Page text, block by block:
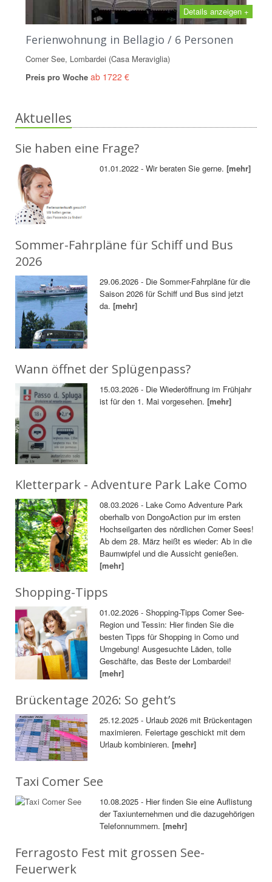
Details anzeigen +
Ferienwohnung in Bellagio / 6 Personen
Comer See, Lombardei (Casa Meraviglia)
Preis pro Woche ab 1722 €
Aktuelles
Sie haben eine Frage?
01.01.2022 - Wir beraten Sie gerne.[mehr]
Sommer-Fahrpläne für Schiff und Bus
2026
29.06.2026 - Die Sommer-Fahrpläne für die
Saison 2026 für Schiff und Bus sind jetzt
da.[mehr]
Wann öffnet der Splügenpass?
15.03.2026 - Die Wiederöffnung im Frühjahr
ist für den 1. Mai vorgesehen.[mehr]
Kletterpark - Adventure Park Lake Como
08.03.2026 - Lake Como Adventure Park
oberhalb von DongoAction pur im ersten
Hochseilgarten des nördlichen Comer Sees!
Ab dem 28. März heißt es wieder: Ab in die
Baumwipfel und die Aussicht genießen.
[mehr]
Shopping-Tipps
01.02.2026 - Shopping-Tipps Comer See-
Region und Tessin: Hier finden Sie die
besten Tipps für Shopping in Como und
Umgebung! Ausgesuchte Läden, tolle
Geschäfte, das Beste der Lombardei!
[mehr]
Brückentage 2026: So geht’s
25.12.2025 - Urlaub 2026 mit Brückentagen
maximieren. Feiertage geschickt mit dem
Urlaub kombinieren.[mehr]
Taxi Comer See
10.08.2025 - Hier finden Sie eine Auflistung
der Taxiunternehmen und die dazugehörigen
Telefonnummern.[mehr]
Ferragosto Fest mit grossen See-
Feuerwerk